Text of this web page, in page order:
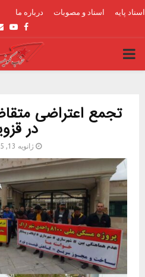
اسناد پایه اسناد و مصوبات درباره ما
PRIMARY
تجمع اعتراضی
در
ژانویه 13, 2025